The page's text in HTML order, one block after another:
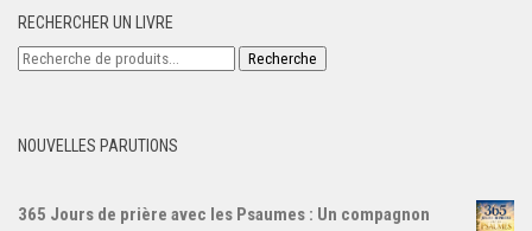
RECHERCHER UN LIVRE
Recherche
Recherche
NOUVELLES PARUTIONS
365 Jours de prière avec les Psaumes : Un compagnon